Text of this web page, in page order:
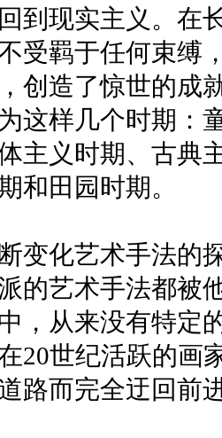
到现实主义。在
受羁于任何束缚
创造了惊世的成
这样几个时期：
主义时期、古典
和田园时期。
变化艺术手法的
的艺术手法都被
，从来没有特定
20世纪活跃的画
路而完全迂回前